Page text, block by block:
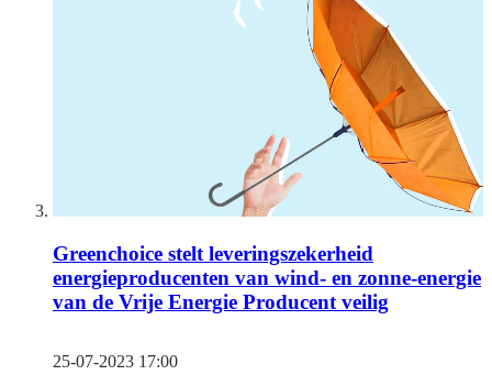
Greenchoice stelt leveringszekerheid
energieproducenten van wind- en zonne-energie
van de Vrije Energie Producent veilig
25-07-2023 17:00